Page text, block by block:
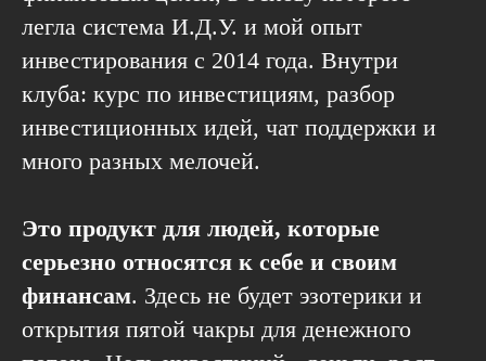
легла система И.Д.У. и мой опыт
инвестирования с 2014 года. Внутри
клуба: курс по инвестициям, разбор
инвестиционных идей, чат поддержки и
много разных мелочей.
Это продукт для людей, которые
серьезно относятся к себе и своим
финансам. Здесь не будет эзотерики и
открытия пятой чакры для денежного